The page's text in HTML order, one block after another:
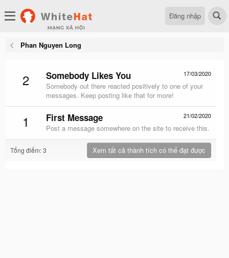
Đăng nhập
Phan Nguyen Long
2 17/03/2020
Somebody Likes You
Somebody out there reacted positively to one of your
messages. Keep posting like that for more!
1 21/02/2020
First Message
Post a message somewhere on the site to receive this.
Tổng điểm: 3 Xem tất cả thành tích có thể đạt được